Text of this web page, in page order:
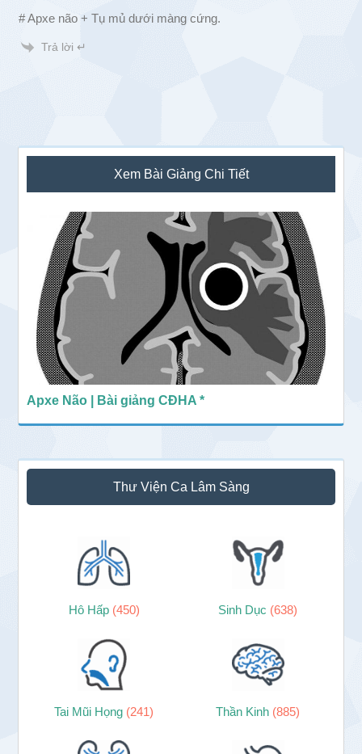
# Apxe não + Tụ mủ dưới màng cứng.
Trả lời ↵
Sidebar
chính
Xem Bài Giảng Chi Tiết
Apxe Não | Bài giảng CĐHA *
Thư Viện Ca Lâm Sàng
Hô Hấp (450) Sinh Dục (638)
Tai Mũi Họng (241) Thần Kinh (885)